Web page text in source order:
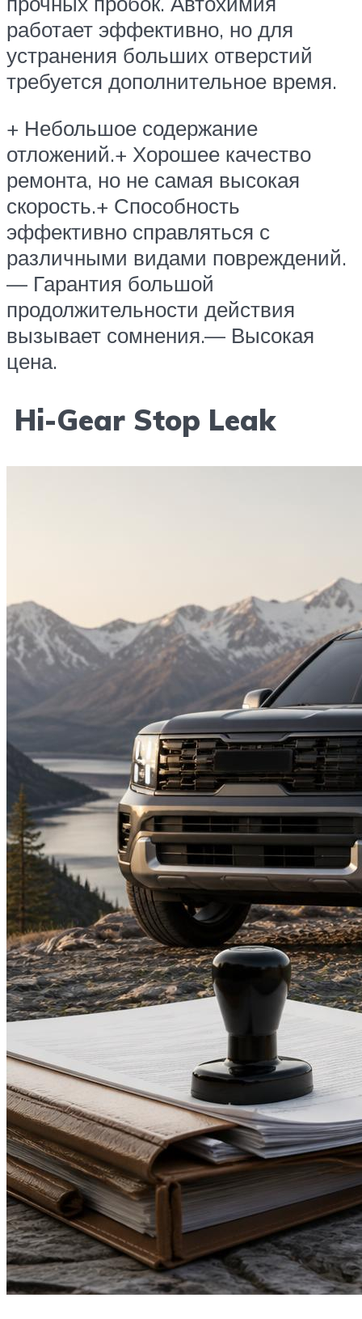
работает эффективно, но для
устранения больших отверстий
требуется дополнительное время.
+ Небольшое содержание
отложений.+ Хорошее качество
ремонта, но не самая высокая
скорость.+ Способность
эффективно справляться с
различными видами повреждений.
— Гарантия большой
продолжительности действия
вызывает сомнения.— Высокая
цена.
Hi-Gear Stop Leak